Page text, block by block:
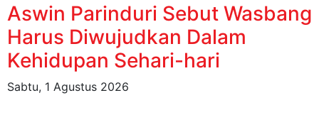
Aswin Parinduri Sebut Wasbang
Harus Diwujudkan Dalam
Kehidupan Sehari-hari
Sabtu, 1 Agustus 2026